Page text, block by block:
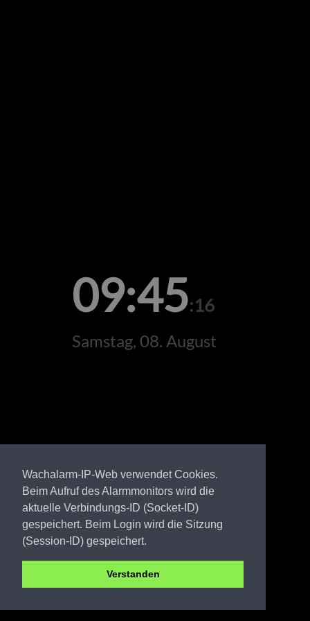
Wachalarm-IP-Web verwendet Cookies.
Beim Aufruf des Alarmmonitors wird die
aktuelle Verbindungs-ID (Socket-ID)
gespeichert. Beim Login wird die Sitzung
(Session-ID) gespeichert.
Verstanden
09:45:16
Samstag, 08. August
Gemeinde Schipkau